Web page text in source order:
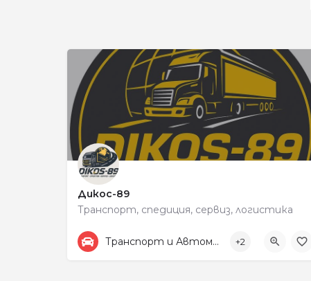
Дикос-89
Транспорт, спедиция, сервиз, логистика
+359878525440
Транспорт и Автомобили +2